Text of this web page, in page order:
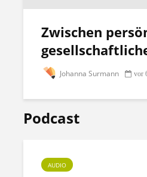
Zwischen
Johanna Surmann vor
Podcast
AUDIO